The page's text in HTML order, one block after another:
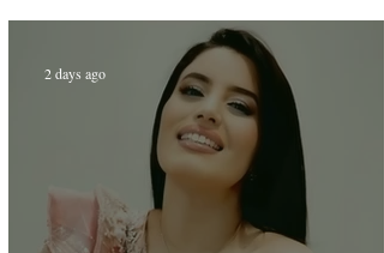
chant et de la musique
d'antan
2 days ago